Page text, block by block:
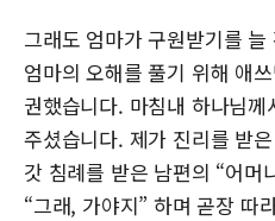
그래도 엄마가 구원받기를
엄마의 오해를 풀기 위해 애
권했습니다. 마침내 하나님께
주셨습니다. 제가 진리를 받
갓 침례를 받은 남편의 “어머
“그래, 가야지” 하며 곧장 따